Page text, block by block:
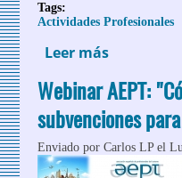
Tags:
Actividades Profesionales
Leer más sobre
turística
Webinar AEPT:
subvenciones
Enviado porCarlos LPel